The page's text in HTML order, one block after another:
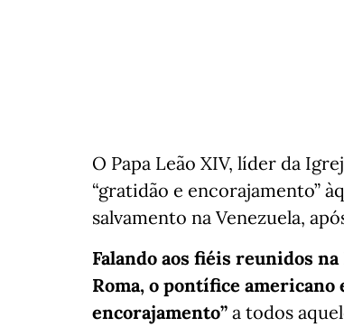
O Papa Leão XIV, líder da
“gratidão e encorajamento”
salvamento na Venezuela,
Falando aos fiéis reunidos
Roma, o pontífice americano
encorajamento” a todos